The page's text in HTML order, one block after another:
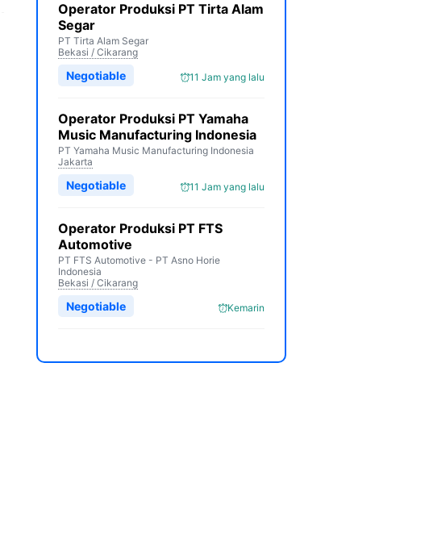
Operator Produksi PT Tirta Alam
Segar
PT Tirta Alam Segar
Bekasi / Cikarang
11 Jam yang lalu
Negotiable
Operator Produksi PT Yamaha
Music Manufacturing Indonesia
PT Yamaha Music Manufacturing Indonesia
Jakarta
11 Jam yang lalu
Negotiable
Operator Produksi PT FTS
Automotive
PT FTS Automotive - PT Asno Horie
Indonesia
Bekasi / Cikarang
Kemarin
Negotiable